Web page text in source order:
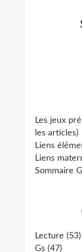
Lecture (53)
Gs (47)
Les jeux
les articles)
Liens
Liens
Sommaire